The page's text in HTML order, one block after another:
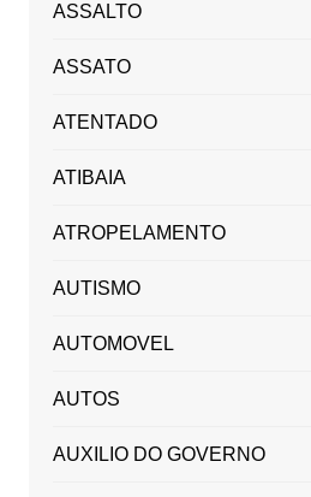
ASSALTO
ASSATO
ATENTADO
ATIBAIA
ATROPELAMENTO
AUTISMO
AUTOMOVEL
AUTOS
AUXILIO DO GOVERNO